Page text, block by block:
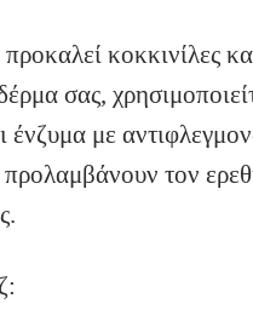
κοκκινίλες
σας,
ένζυμα με
προλαμβάνουν τον